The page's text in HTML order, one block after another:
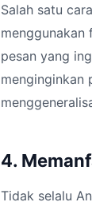
Salah satu
pesan yang
menginginkan
4.
Tidak selalu